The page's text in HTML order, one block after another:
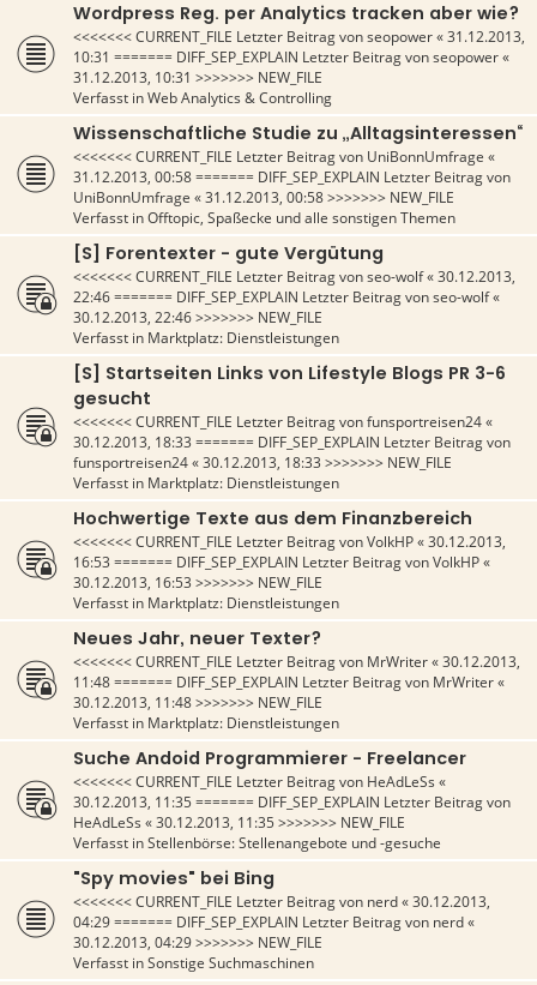
Wordpress Reg. per Analytics tracken aber wie?
<<<<<<< CURRENT_FILE Letzter Beitrag vonseopower«31.12.2013,
10:31 ======= DIFF_SEP_EXPLAIN Letzter Beitrag vonseopower«
31.12.2013, 10:31 >>>>>>> NEW_FILE
Verfasst inWeb Analytics & Controlling
Wissenschaftliche Studie zu „Alltagsinteressen“
<<<<<<< CURRENT_FILE Letzter Beitrag von UniBonnUmfrage «
31.12.2013, 00:58======= DIFF_SEP_EXPLAIN Letzter Beitrag von
UniBonnUmfrage «31.12.2013, 00:58>>>>>>> NEW_FILE
Verfasst inOfftopic, Spaßecke und alle sonstigen Themen
[S] Forentexter - gute Vergütung
<<<<<<< CURRENT_FILE Letzter Beitrag vonseo-wolf«30.12.2013,
22:46======= DIFF_SEP_EXPLAIN Letzter Beitrag vonseo-wolf«
30.12.2013, 22:46>>>>>>> NEW_FILE
Verfasst in Marktplatz: Dienstleistungen
[S] Startseiten Links von Lifestyle Blogs PR 3-6
gesucht
<<<<<<< CURRENT_FILE Letzter Beitrag vonfunsportreisen24«
30.12.2013, 18:33 ======= DIFF_SEP_EXPLAIN Letzter Beitrag von
funsportreisen24«30.12.2013, 18:33 >>>>>>> NEW_FILE
Verfasst in Marktplatz: Dienstleistungen
Hochwertige Texte aus dem Finanzbereich
<<<<<<< CURRENT_FILE Letzter Beitrag vonVolkHP«30.12.2013,
16:53 ======= DIFF_SEP_EXPLAIN Letzter Beitrag vonVolkHP«
30.12.2013, 16:53 >>>>>>> NEW_FILE
Verfasst in Marktplatz: Dienstleistungen
Neues Jahr, neuer Texter?
<<<<<<< CURRENT_FILE Letzter Beitrag von MrWriter«30.12.2013,
11:48======= DIFF_SEP_EXPLAIN Letzter Beitrag von MrWriter«
30.12.2013, 11:48>>>>>>> NEW_FILE
Verfasst in Marktplatz: Dienstleistungen
Suche Andoid Programmierer - Freelancer
<<<<<<< CURRENT_FILE Letzter Beitrag von HeAdLeSs «
30.12.2013, 11:35======= DIFF_SEP_EXPLAIN Letzter Beitrag von
HeAdLeSs «30.12.2013, 11:35>>>>>>> NEW_FILE
Verfasst inStellenbörse: Stellenangebote und -gesuche
"Spy movies" bei Bing
<<<<<<< CURRENT_FILE Letzter Beitrag von nerd«30.12.2013,
04:29======= DIFF_SEP_EXPLAIN Letzter Beitrag von nerd«
30.12.2013, 04:29>>>>>>> NEW_FILE
Verfasst inSonstige Suchmaschinen